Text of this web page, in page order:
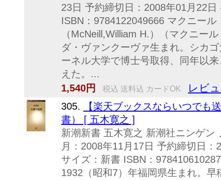
23日 予約締切日：2008年01月22
ISBN：9784122049666 マクニール
（McNeill,William H.）（マクニー
ダ・ヴァンクーヴァ生まれ。シカ
ーネル大学で博士号取得、同年以
えた。...
1,540円
税込 送料込 カードOK レビ
305.
【楽天ブックスならいつでも
書） [ 五木寛之 ]
新潮新書 五木寛之 新潮社ニンゲ
月：2008年11月17日 予約締切日
サイズ：新書 ISBN：
1932（昭和7）年福岡県生まれ。